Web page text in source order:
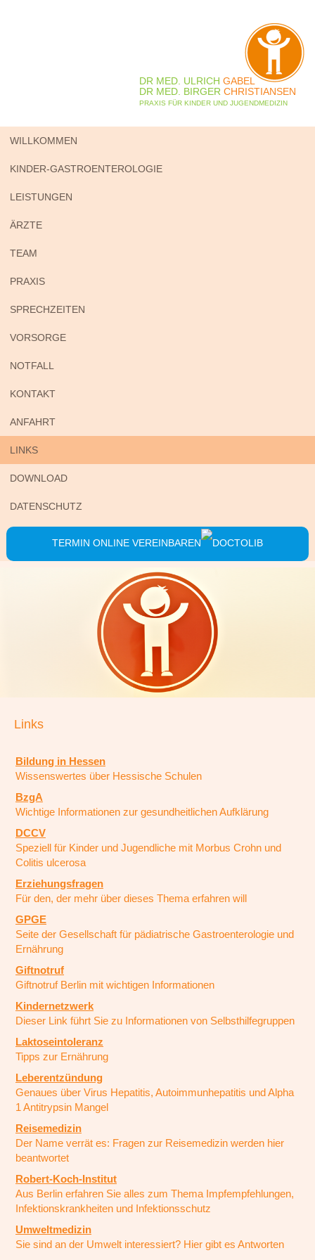
DR MED. ULRICH GABEL
DR MED. BIRGER CHRISTIANSEN
PRAXIS FÜR KINDER UND JUGENDMEDIZIN
WILLKOMMEN
KINDER-GASTROENTEROLOGIE
LEISTUNGEN
ÄRZTE
TEAM
PRAXIS
SPRECHZEITEN
VORSORGE
NOTFALL
KONTAKT
ANFAHRT
LINKS
DOWNLOAD
DATENSCHUTZ
TERMIN ONLINE VEREINBAREN
Links
Bildung in Hessen
Wissenswertes über Hessische Schulen
BzgA
Wichtige Informationen zur gesundheitlichen Aufklärung
DCCV
Speziell für Kinder und Jugendliche mit Morbus Crohn und
Colitis ulcerosa
Erziehungsfragen
Für den, der mehr über dieses Thema erfahren will
GPGE
Seite der Gesellschaft für pädiatrische Gastroenterologie und
Ernährung
Giftnotruf
Giftnotruf Berlin mit wichtigen Informationen
Kindernetzwerk
Dieser Link führt Sie zu Informationen von Selbsthilfegruppen
Laktoseintoleranz
Tipps zur Ernährung
Leberentzündung
Genaues über Virus Hepatitis, Autoimmunhepatitis und Alpha
1 Antitrypsin Mangel
Reisemedizin
Der Name verrät es: Fragen zur Reisemedizin werden hier
beantwortet
Robert-Koch-Institut
Aus Berlin erfahren Sie alles zum Thema Impfempfehlungen,
Infektionskrankheiten und Infektionsschutz
Umweltmedizin
Sie sind an der Umwelt interessiert? Hier gibt es Antworten